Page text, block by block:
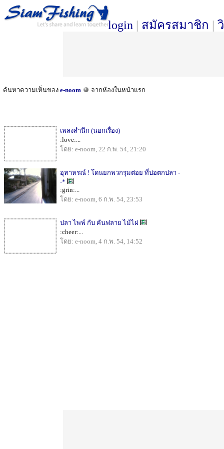
login | สมัครสมาชิก |
ค้นหาความเห็นของ e-noom จากห้องในหน้าแรก
เพลงสำนึก (นอกเรื่อง)
:love:...
โดย: e-noom, 22 ก.พ. 54, 21:20
อุทาหรณ์ ! โดนยกพวกรุมต่อย ที่บ่อตกปลา -
-*
:grin:...
โดย: e-noom, 6 ก.พ. 54, 23:53
ปลา ไพพ์ กับ คันฟลาย ไม้ไผ่
:cheer:...
โดย: e-noom, 4 ก.พ. 54, 14:52